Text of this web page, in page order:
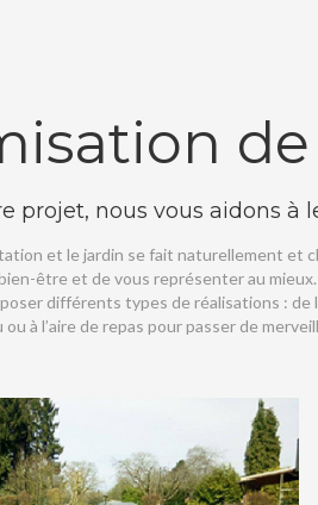
projet, nous vous aidons à
et le jardin se fait naturellement et
être et de vous représenter au
différents types de réalisations : de
ou à l’aire de repas pour passer de